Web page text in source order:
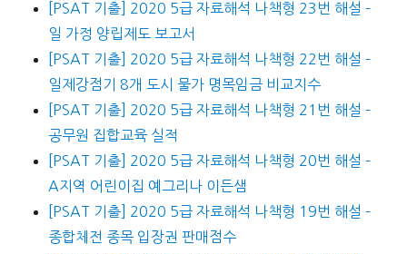
[PSAT 기출] 2020 5급 자료해석 나책형 23번 해설 –
일 가정 양립제도 보고서
[PSAT 기출] 2020 5급 자료해석 나책형 22번 해설 –
일제강점기 8개 도시 물가 명목임금 비교지수
[PSAT 기출] 2020 5급 자료해석 나책형 21번 해설 –
공무원 집합교육 실적
[PSAT 기출] 2020 5급 자료해석 나책형 20번 해설 –
A지역 어린이집 예그리나 이든샘
[PSAT 기출] 2020 5급 자료해석 나책형 19번 해설 –
종합체전 종목 입장권 판매점수